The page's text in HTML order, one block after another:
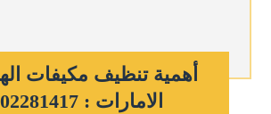
أهمية تنظيف مكيفات
الامارات : 0502281417